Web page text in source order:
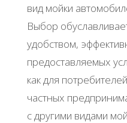
вид мойки
Выбор
удобством,
предоставляемых
как для
частных
с другими видами